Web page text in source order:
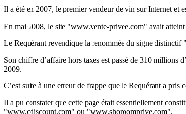
Il a été en 2007, le premier vendeur de vin sur Internet et
En mai 2008, le site "www.vente-privee.com" avait
Le Requérant revendique la renommée du signe distinctif
Son chiffre d’affaire hors taxes est passé de 310 millions
2009.
C’est suite à une erreur de frappe que le Requérant a
Il a pu constater que cette page était essentiellement
"www.cdiscount.com" ou "www.shoroomprive.com".